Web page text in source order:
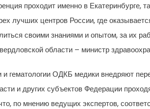
проходит именно в Екатеринбурге,
лучших центров России, где
своими знаниями и опытом, за их
области – министр
и гематологии ОДКБ медики внедряют
и других субъектов Федерации
по мнению ведущих экспертов,